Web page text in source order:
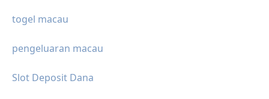
togel macau
pengeluaran macau
Slot Deposit Dana